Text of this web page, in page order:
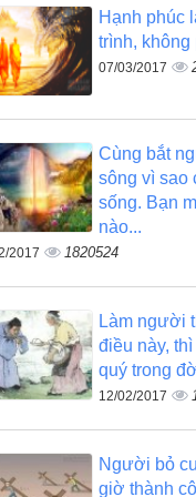
Hạnh phúc
trình,
07/03/2017
Cùng bắt
sông vì sao
sống. Bạn
nào...
2017 1820524
Làm người
điều này,
quý trong
12/02/2017
Người bỏ
giờ thành